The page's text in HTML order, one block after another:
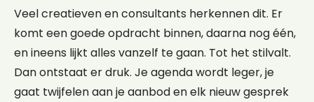
Veel creatieven en consultants herkennen dit. Er
komt een goede opdracht binnen, daarna nog één,
en ineens lijkt alles vanzelf te gaan. Tot het stilvalt.
Dan ontstaat er druk. Je agenda wordt leger, je
gaat twijfelen aan je aanbod en elk nieuw gesprek